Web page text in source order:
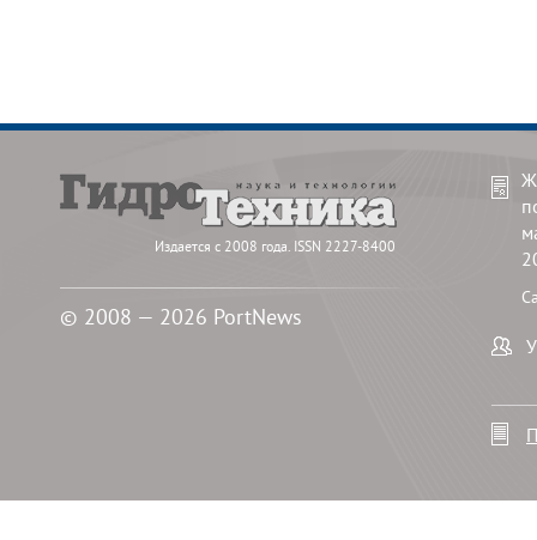
Издается с 2008 года. ISSN 2227-8400
© 2008 — 2026 PortNews